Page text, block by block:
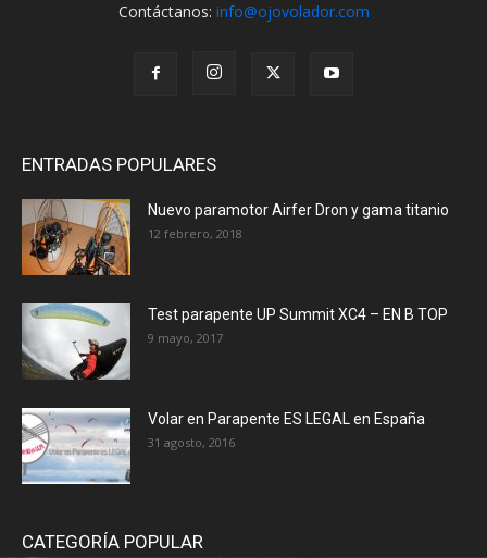
Contáctanos: info@ojovolador.com
ENTRADAS POPULARES
Nuevo paramotor Airfer Dron y gama titanio
12 febrero, 2018
Test parapente UP Summit XC4 – EN B TOP
9 mayo, 2017
Volar en Parapente ES LEGAL en España
31 agosto, 2016
CATEGORÍA POPULAR